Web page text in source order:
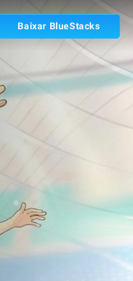
Baixar BlueStacks